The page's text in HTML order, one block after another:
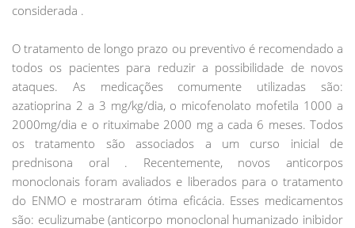
considerada .
O tratamento de longo prazo ou preventivo é recomendado a
todos os pacientes para reduzir a possibilidade de novos
ataques. As medicações comumente utilizadas são:
azatioprina 2 a 3 mg/kg/dia, o micofenolato mofetila 1000 a
2000mg/dia e o rituximabe 2000 mg a cada 6 meses. Todos
os tratamento são associados a um curso inicial de
prednisona oral . Recentemente, novos anticorpos
monoclonais foram avaliados e liberados para o tratamento
do ENMO e mostraram ótima eficácia. Esses medicamentos
são: eculizumabe (anticorpo monoclonal humanizado inibidor